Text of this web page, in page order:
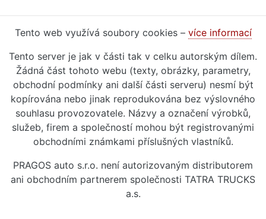
Tento web využívá soubory cookies – více informací
Tento server je jak v části tak v celku autorským dílem.
Žádná část tohoto webu (texty, obrázky, parametry,
obchodní podmínky ani další části serveru) nesmí být
kopírována nebo jinak reprodukována bez výslovného
souhlasu provozovatele. Názvy a označení výrobků,
služeb, firem a společností mohou být registrovanými
obchodními známkami příslušných vlastníků.
PRAGOS auto s.r.o. není autorizovaným distributorem
ani obchodním partnerem společnosti TATRA TRUCKS
a.s.